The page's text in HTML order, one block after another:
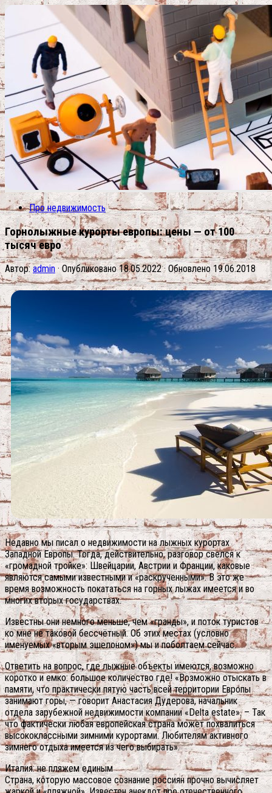
Про недвижимость
Горнолыжные курорты европы: цены — от 100
тысяч евро
Автор: admin · Опубликовано18.05.2022· Обновлено 19.06.2018
Недавно мы писал о недвижимости на лыжных курортах
Западной Европы. Тогда, действительно, разговор свелся к
«громадной тройке»: Швейцарии, Австрии и Франции, каковые
являются самыми известными и «раскрученными». В это же
время возможность покататься на горных лыжах имеется и во
многих вторых государствах.
Известны они немного меньше, чем «гранды», и поток туристов
ко мне не таковой бессчётный. Об этих местах (условно
именуемых «вторым эшелоном») мы и поболтаем сейчас.
Ответить на вопрос, где лыжные объекты имеются, возможно
коротко и емко: большое количество где! «Возможно отыскать в
памяти, что практически пятую часть всей территории Европы
занимают горы, — говорит Анастасия Дудерова, начальник
отдела зарубежной недвижимости компании «Delta estate». – Так
что фактически любая европейская страна может похвалиться
высококлассными зимними курортами. Любителям активного
зимнего отдыха имеется из чего выбирать».
Италия: не пляжем единым
Страна, которую массовое сознание россиян прочно вычисляет